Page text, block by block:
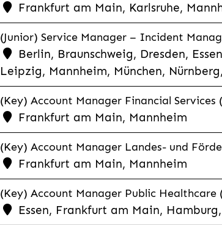
Frankfurt am Main, Karlsruhe,
(Junior) Service Manager – Incident
Berlin, Braunschweig, Dresden,
Leipzig, Mannheim, München,
(Key) Account Manager Financial Services
Frankfurt am Main, Mannheim
(Key) Account Manager Landes- und
Frankfurt am Main, Mannheim
(Key) Account Manager Public Healthcare
Essen, Frankfurt am Main,